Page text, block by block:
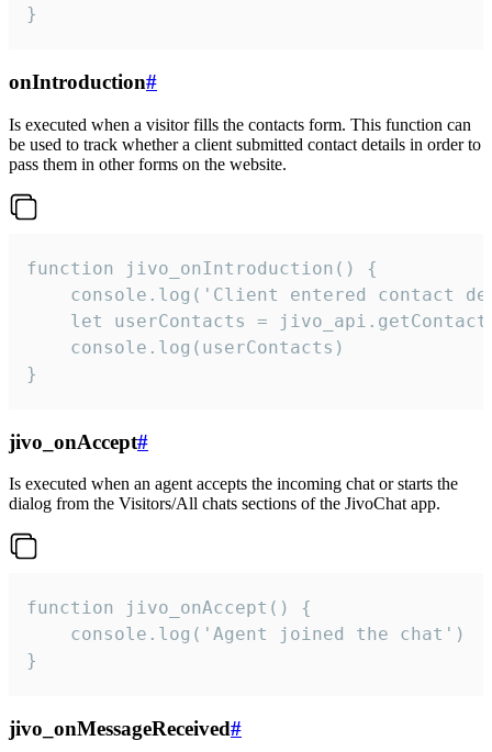
}
onIntroduction#
Is executed when a visitor fills the contacts form. This function can
be used to track whether a client submitted contact details in order to
pass them in other forms on the website.
function jivo_onIntroduction() {
console.log('Client entered contact
let userContacts =
    console.log(userContacts)
}
jivo_onAccept#
Is executed when an agent accepts the incoming chat or starts the
dialog from the Visitors/All chats sections of the JivoChat app.
function jivo_onAccept() {
}
jivo_onMessageReceived#